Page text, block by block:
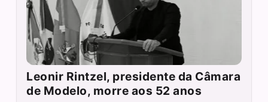
Leonir Rintzel, presidente da Câmara
de Modelo, morre aos 52 anos